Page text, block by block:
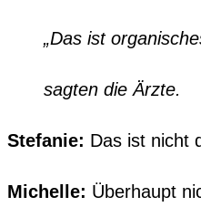
„Das ist
sagten die Ärzte.
Stefanie: Das ist nicht
Michelle: Überhaupt